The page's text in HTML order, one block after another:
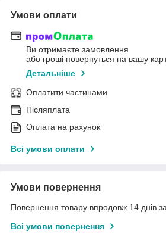
Умови оплати
Ви отримаєте замовлення
або гроші повернуться на вашу
Детальніше
Оплатити частинами
Післяплата
Оплата на рахунок
Всі умови оплати
Умови повернення
Повернення товару впродовж 14 днів
Всі умови повернення